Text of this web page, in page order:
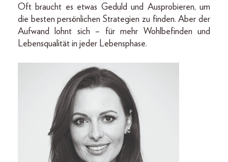
Oft braucht es etwas Geduld und Ausprobieren, um
die besten persönlichen Strategien zu finden. Aber der
Aufwand lohnt sich – für mehr Wohlbefinden und
Lebensqualität in jeder Lebensphase.